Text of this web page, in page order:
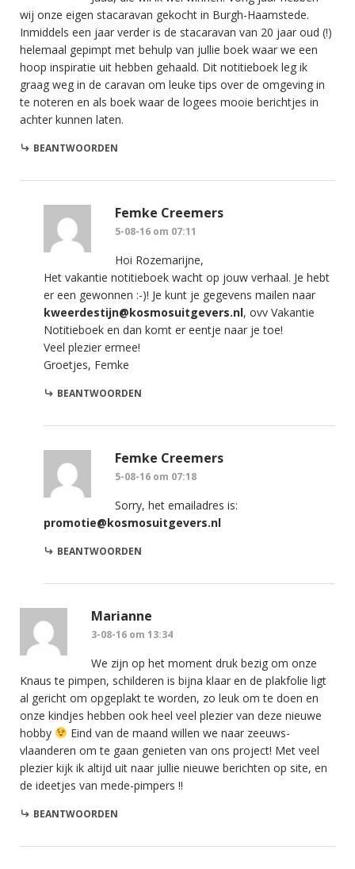
wij onze eigen stacaravan gekocht in Burgh-Haamstede.
Inmiddels een jaar verder is de stacaravan van 20 jaar oud (!)
helemaal gepimpt met behulp van jullie boek waar we een
hoop inspiratie uit hebben gehaald. Dit notitieboek leg ik
graag weg in de caravan om leuke tips over de omgeving in
te noteren en als boek waar de logees mooie berichtjes in
achter kunnen laten.
BEANTWOORDEN
Femke Creemers
5-08-16 om 07:11
Hoi Rozemarijne,
Het vakantie notitieboek wacht op jouw verhaal. Je hebt
er een gewonnen :-)! Je kunt je gegevens mailen naar
kweerdestijn@kosmosuitgevers.nl, ovv Vakantie
Notitieboek en dan komt er eentje naar je toe!
Veel plezier ermee!
Groetjes, Femke
BEANTWOORDEN
Femke Creemers
5-08-16 om 07:18
Sorry, het emailadres is:
promotie@kosmosuitgevers.nl
BEANTWOORDEN
Marianne
3-08-16 om 13:34
We zijn op het moment druk bezig om onze
Knaus te pimpen, schilderen is bijna klaar en de plakfolie ligt
al gericht om opgeplakt te worden, zo leuk om te doen en
onze kindjes hebben ook heel veel plezier van deze nieuwe
hobby
Eind van de maand willen we naar zeeuws-
vlaanderen om te gaan genieten van ons project! Met veel
plezier kijk ik altijd uit naar jullie nieuwe berichten op site, en
de ideetjes van mede-pimpers !!
BEANTWOORDEN